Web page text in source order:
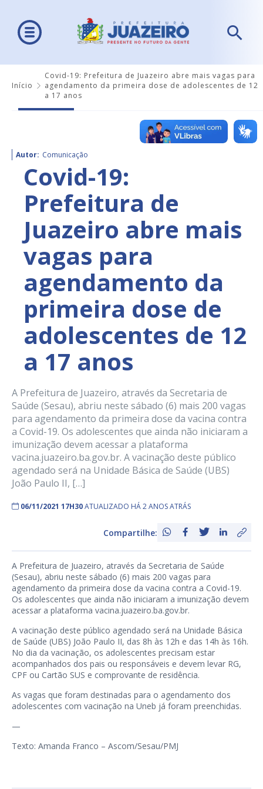
Início
Covid-19: Prefeitura de Juazeiro abre mais vagas para
agendamento da primeira dose de adolescentes de 12
a 17 anos
Autor: Comunicação
Covid-19:
Prefeitura de
Juazeiro abre mais
vagas para
agendamento da
primeira dose de
adolescentes de 12
a 17 anos
A Prefeitura de Juazeiro, através da Secretaria de
Saúde (Sesau), abriu neste sábado (6) mais 200 vagas
para agendamento da primeira dose da vacina contra
a Covid-19. Os adolescentes que ainda não iniciaram a
imunização devem acessar a plataforma
vacina.juazeiro.ba.gov.br. A vacinação deste público
agendado será na Unidade Básica de Saúde (UBS)
João Paulo II, […]
06/11/2021 17H30ATUALIZADO HÁ 2 ANOS ATRÁS
Compartilhe:
A Prefeitura de Juazeiro, através da Secretaria de Saúde
(Sesau), abriu neste sábado (6) mais 200 vagas para
agendamento da primeira dose da vacina contra a Covid-19.
Os adolescentes que ainda não iniciaram a imunização devem
acessar a plataforma vacina.juazeiro.ba.gov.br.
A vacinação deste público agendado será na Unidade Básica
de Saúde (UBS) João Paulo II, das 8h às 12h e das 14h às 16h.
No dia da vacinação, os adolescentes precisam estar
acompanhados dos pais ou responsáveis e devem levar RG,
CPF ou Cartão SUS e comprovante de residência.
As vagas que foram destinadas para o agendamento dos
adolescentes com vacinação na Uneb já foram preenchidas.
—
Texto: Amanda Franco – Ascom/Sesau/PMJ